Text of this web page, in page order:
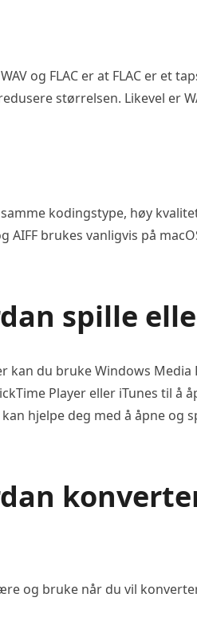
og FLAC er at FLAC er et
størrelsen. Likevel er
samme kodingstype, høy
AIFF brukes vanligvis på
spille
kan du bruke Windows Media
Player eller iTunes til å
kan hjelpe deg med å åpne og
og bruke når du vil